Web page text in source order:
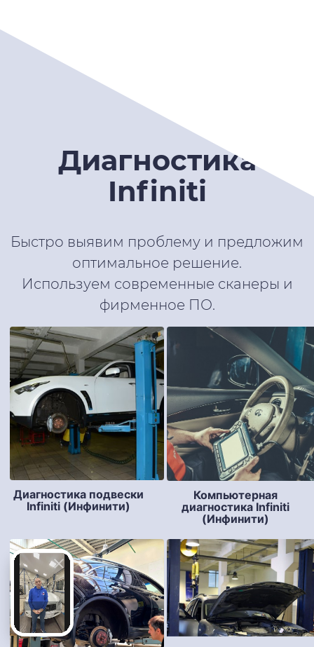
Диагностика
Infiniti
Быстро выявим проблему и предложим
оптимальное решение.
Используем современные сканеры и
фирменное ПО.
Диагностика подвески
Infiniti (Инфинити)
Компьютерная
диагностика Infiniti
(Инфинити)